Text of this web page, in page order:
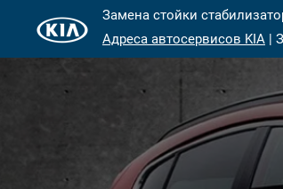
Замена стойки
Адреса автосервисов KIA |